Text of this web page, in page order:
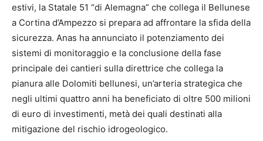
estivi, la Statale 51 “di Alemagna” che collega il Bellunese
a Cortina d’Ampezzo si prepara ad affrontare la sfida della
sicurezza. Anas ha annunciato il potenziamento dei
sistemi di monitoraggio e la conclusione della fase
principale dei cantieri sulla direttrice che collega la
pianura alle Dolomiti bellunesi, un’arteria strategica che
negli ultimi quattro anni ha beneficiato di oltre 500 milioni
di euro di investimenti, metà dei quali destinati alla
mitigazione del rischio idrogeologico.